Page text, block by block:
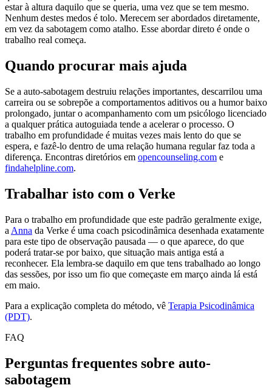
estar à altura daquilo que se queria, uma vez que se tem mesmo.
Nenhum destes medos é tolo. Merecem ser abordados diretamente,
em vez da sabotagem como atalho. Esse abordar direto é onde o
trabalho real começa.
Quando procurar mais ajuda
Se a auto-sabotagem destruiu relações importantes, descarrilou uma
carreira ou se sobrepõe a comportamentos aditivos ou a humor baixo
prolongado, juntar o acompanhamento com um psicólogo licenciado
a qualquer prática autoguiada tende a acelerar o processo. O
trabalho em profundidade é muitas vezes mais lento do que se
espera, e fazê-lo dentro de uma relação humana regular faz toda a
diferença. Encontras diretórios em opencounseling.com e
findahelpline.com.
Trabalhar isto com o Verke
Para o trabalho em profundidade que este padrão geralmente exige,
a Anna da Verke é uma coach psicodinâmica desenhada exatamente
para este tipo de observação pausada — o que aparece, do que
poderá tratar-se por baixo, que situação mais antiga está a
reconhecer. Ela lembra-se daquilo em que tens trabalhado ao longo
das sessões, por isso um fio que começaste em março ainda lá está
em maio.
Para a explicação completa do método, vê Terapia Psicodinâmica
(PDT).
FAQ
Perguntas frequentes sobre auto-
sabotagem